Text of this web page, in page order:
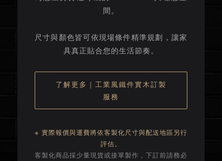
間。
尺寸與顏色皆可依現場條件精準規劃，讓家
具真正貼合您的生活節奏。
了解更多｜工業風鐵件實木訂製
服務
※ 實際報價與運費將依客製化尺寸與配送地區另行
評估。
客製化商品採少量現貨或接單製作，下訂前請務必